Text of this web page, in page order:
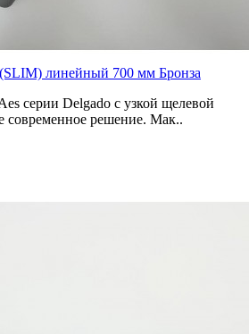
линейный 700 мм Бронза
серии Delgado с узкой щелевой
современное решение. Мак..